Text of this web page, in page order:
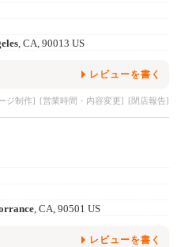
, CA, 90013 US
レビューを書く
ジ制作] [営業時間・内容変更] [閉店報告]
, CA, 90501 US
レビューを書く